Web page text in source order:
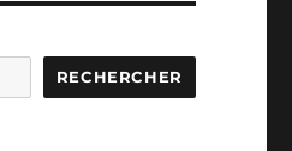
RECHERCHER